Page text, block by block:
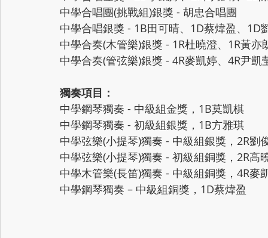
中學合唱團(挑戰組)銀獎 - 胡忠合唱團
中學合唱銀獎 - 1B田可晴、1D蔡煒盈、1D
中學合奏(木管樂)銀獎 - 1R杜曉澄、1R黃
中學合奏(管弦樂)銀獎 - 4R麥凱婷、4R尹凱
獨奏項目：
中學鋼琴獨奏 - 中級組金獎，1B莫凱棋
中學鋼琴獨奏 - 初級組銀獎，1B方雅琪​
中學弦樂(小提琴)獨奏 - 中級組銀獎，2R劉
中學弦樂(小提琴)獨奏 - 初級組銅獎，2R高
中學木管樂(長笛)獨奏 - 中級組銅獎，4R麥
中學鋼琴獨奏 – 中級組銅獎，1D蔡煒盈